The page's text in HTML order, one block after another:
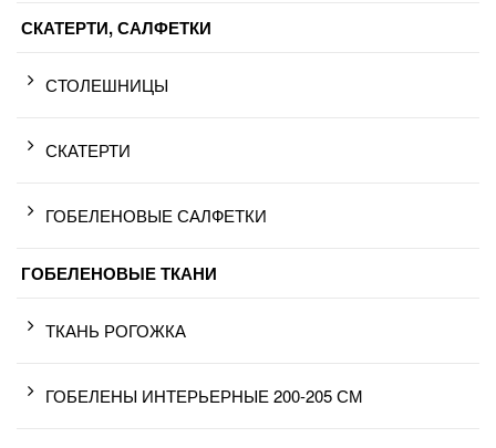
СКАТЕРТИ, САЛФЕТКИ
СТОЛЕШНИЦЫ
СКАТЕРТИ
ГОБЕЛЕНОВЫЕ САЛФЕТКИ
ГОБЕЛЕНОВЫЕ ТКАНИ
ТКАНЬ РОГОЖКА
ГОБЕЛЕНЫ ИНТЕРЬЕРНЫЕ 200-205 СМ